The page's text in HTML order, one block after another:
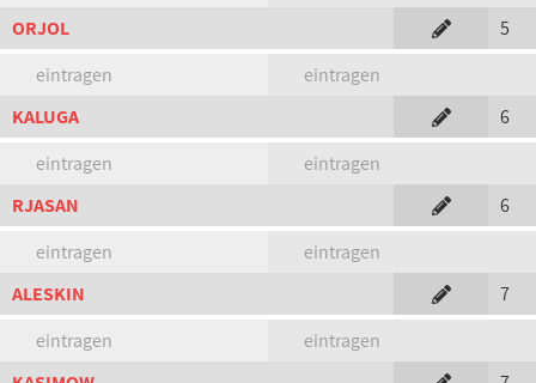
ORJOL
5
eintragen
eintragen
KALUGA
6
eintragen
eintragen
RJASAN
6
eintragen
eintragen
ALESKIN
7
eintragen
eintragen